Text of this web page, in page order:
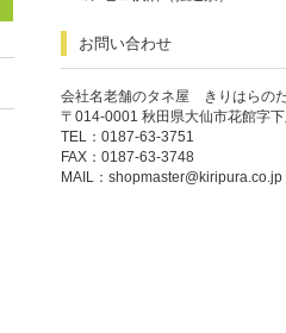
お問い合わせ
会社名老舗のタネ屋 きりはらの
〒014-0001 秋田県大仙市花館字
TEL：0187-63-3751
FAX：0187-63-3748
MAIL： shopmaster@kiripura.co.jp